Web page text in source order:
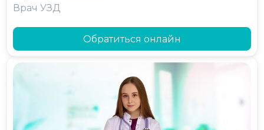
Врач УЗД
Обратиться онлайн